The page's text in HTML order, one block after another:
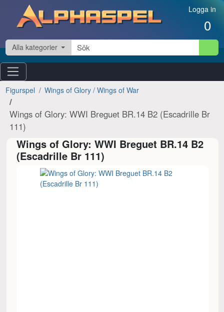
Hoppa till innehåll Logga in
0
Alla kategorier
Figurspel Wings of Glory / Wings of War
Wings of Glory: WWI Breguet BR.14 B2 (Escadrille Br
111)
Wings of Glory: WWI Breguet BR.14 B2
(Escadrille Br 111)